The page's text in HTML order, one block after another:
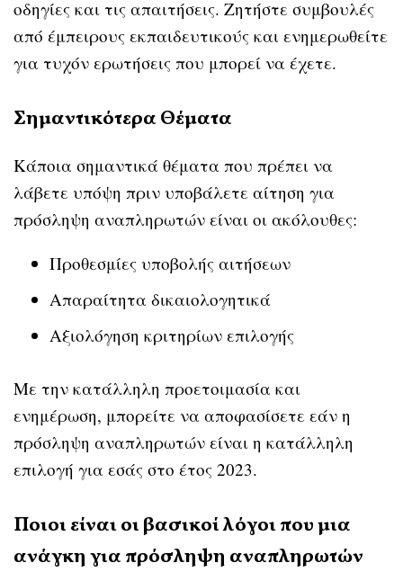
οδηγίες και τις απαιτήσεις. Ζητήστε συμβουλές
από έμπειρους εκπαιδευτικούς και ενημερωθείτε
για τυχόν ερωτήσεις που μπορεί να έχετε.
Σημαντικότερα Θέματα
Κάποια σημαντικά θέματα που πρέπει να
λάβετε υπόψη πριν υποβάλετε αίτηση για
πρόσληψη αναπληρωτών είναι οι ακόλουθες:
Προθεσμίες υποβολής αιτήσεων
Απαραίτητα δικαιολογητικά
Αξιολόγηση κριτηρίων επιλογής
Με την κατάλληλη προετοιμασία και
ενημέρωση, μπορείτε να αποφασίσετε εάν η
πρόσληψη αναπληρωτών είναι η κατάλληλη
επιλογή για εσάς στο έτος 2023.
Ποιοι είναι οι βασικοί λόγοι που μια
ανάγκη για πρόσληψη αναπληρωτών